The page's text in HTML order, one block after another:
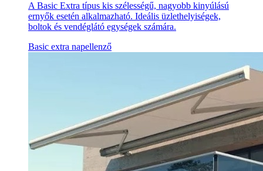
A Basic Extra típus kis szélességű, nagyobb kinyúlású
ernyők esetén alkalmazható. Ideális üzlethelyiségek,
boltok és vendéglátó egységek számára.
Basic extra napellenző